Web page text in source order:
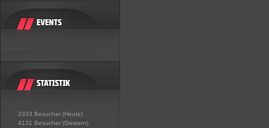
2333 Besucher (Heute)
4131 Besucher (Gestern)